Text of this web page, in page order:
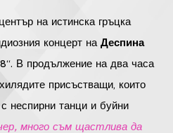
на истинска гръцка
концерт наДеспина
В продължение на два часа
присъстващи, които
неспирни танци и буйни
много съм щастлива да